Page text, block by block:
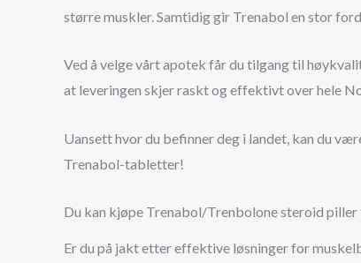
større muskler. Samtidig gir Trenabol en stor
Ved å velge vårt apotek får du tilgang til
at leveringen skjer raskt og effektivt over hele
Uansett hvor du befinner deg i landet, kan du
Trenabol-tabletter!
Du kan kjøpe Trenabol/Trenbolone steroid
Er du på jakt etter effektive løsninger for